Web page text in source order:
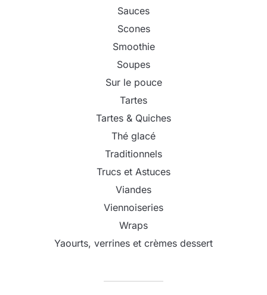
Sauces
Scones
Smoothie
Soupes
Sur le pouce
Tartes
Tartes & Quiches
Thé glacé
Traditionnels
Trucs et Astuces
Viandes
Viennoiseries
Wraps
Yaourts, verrines et crèmes dessert